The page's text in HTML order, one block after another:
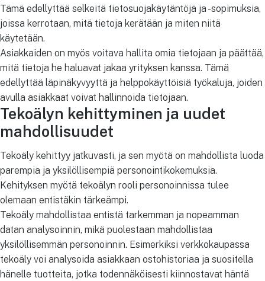
Tämä edellyttää selkeitä tietosuojakäytäntöjä ja -sopimuksia,
joissa kerrotaan, mitä tietoja kerätään ja miten niitä
käytetään.
Asiakkaiden on myös voitava hallita omia tietojaan ja päättää,
mitä tietoja he haluavat jakaa yrityksen kanssa. Tämä
edellyttää läpinäkyvyyttä ja helppokäyttöisiä työkaluja, joiden
avulla asiakkaat voivat hallinnoida tietojaan.
Tekoälyn kehittyminen ja uudet
mahdollisuudet
Tekoäly kehittyy jatkuvasti, ja sen myötä on mahdollista luoda
parempia ja yksilöllisempiä personointikokemuksia.
Kehityksen myötä tekoälyn rooli personoinnissa tulee
olemaan entistäkin tärkeämpi.
Tekoäly mahdollistaa entistä tarkemman ja nopeamman
datan analysoinnin, mikä puolestaan mahdollistaa
yksilöllisemmän personoinnin. Esimerkiksi verkkokaupassa
tekoäly voi analysoida asiakkaan ostohistoriaa ja suositella
hänelle tuotteita, jotka todennäköisesti kiinnostavat häntä